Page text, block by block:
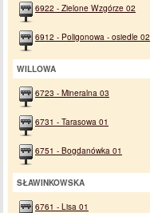
6922 - Zielone Wzgórze 02
6912 - Poligonowa - osiedle 02
WILLOWA
6723 - Mineralna 03
6731 - Tarasowa 01
6751 - Bogdanówka 01
SŁAWINKOWSKA
6761 - Lisa 01